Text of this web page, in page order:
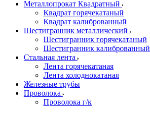
Металлопрокат Квадратный
Квадрат горячекатаный
Квадрат калиброванный
Шестигранник металлический
Шестигранник горячекатаный
Шестигранник калиброванный
Стальная лента
Лента горячекатаная
Лента холоднокатаная
Железные трубы
Проволока
Проволока г/к